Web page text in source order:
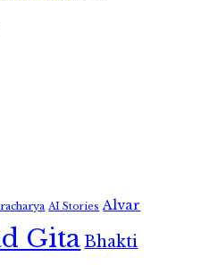
AI Stories Alvar
GitaBhakti